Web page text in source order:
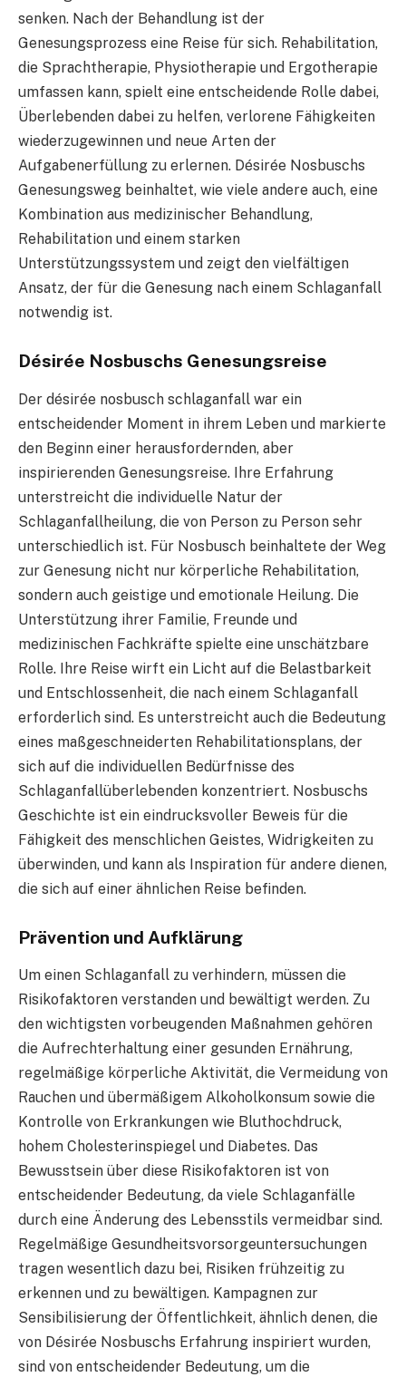
senken. Nach der Behandlung ist der
Genesungsprozess eine Reise für sich. Rehabilitation,
die Sprachtherapie, Physiotherapie und Ergotherapie
umfassen kann, spielt eine entscheidende Rolle dabei,
Überlebenden dabei zu helfen, verlorene Fähigkeiten
wiederzugewinnen und neue Arten der
Aufgabenerfüllung zu erlernen. Désirée Nosbuschs
Genesungsweg beinhaltet, wie viele andere auch, eine
Kombination aus medizinischer Behandlung,
Rehabilitation und einem starken
Unterstützungssystem und zeigt den vielfältigen
Ansatz, der für die Genesung nach einem Schlaganfall
notwendig ist.
Désirée Nosbuschs Genesungsreise
Der désirée nosbusch schlaganfall war ein
entscheidender Moment in ihrem Leben und markierte
den Beginn einer herausfordernden, aber
inspirierenden Genesungsreise. Ihre Erfahrung
unterstreicht die individuelle Natur der
Schlaganfallheilung, die von Person zu Person sehr
unterschiedlich ist. Für Nosbusch beinhaltete der Weg
zur Genesung nicht nur körperliche Rehabilitation,
sondern auch geistige und emotionale Heilung. Die
Unterstützung ihrer Familie, Freunde und
medizinischen Fachkräfte spielte eine unschätzbare
Rolle. Ihre Reise wirft ein Licht auf die Belastbarkeit
und Entschlossenheit, die nach einem Schlaganfall
erforderlich sind. Es unterstreicht auch die Bedeutung
eines maßgeschneiderten Rehabilitationsplans, der
sich auf die individuellen Bedürfnisse des
Schlaganfallüberlebenden konzentriert. Nosbuschs
Geschichte ist ein eindrucksvoller Beweis für die
Fähigkeit des menschlichen Geistes, Widrigkeiten zu
überwinden, und kann als Inspiration für andere dienen,
die sich auf einer ähnlichen Reise befinden.
Prävention und Aufklärung
Um einen Schlaganfall zu verhindern, müssen die
Risikofaktoren verstanden und bewältigt werden. Zu
den wichtigsten vorbeugenden Maßnahmen gehören
die Aufrechterhaltung einer gesunden Ernährung,
regelmäßige körperliche Aktivität, die Vermeidung von
Rauchen und übermäßigem Alkoholkonsum sowie die
Kontrolle von Erkrankungen wie Bluthochdruck,
hohem Cholesterinspiegel und Diabetes. Das
Bewusstsein über diese Risikofaktoren ist von
entscheidender Bedeutung, da viele Schlaganfälle
durch eine Änderung des Lebensstils vermeidbar sind.
Regelmäßige Gesundheitsvorsorgeuntersuchungen
tragen wesentlich dazu bei, Risiken frühzeitig zu
erkennen und zu bewältigen. Kampagnen zur
Sensibilisierung der Öffentlichkeit, ähnlich denen, die
von Désirée Nosbuschs Erfahrung inspiriert wurden,
sind von entscheidender Bedeutung, um die